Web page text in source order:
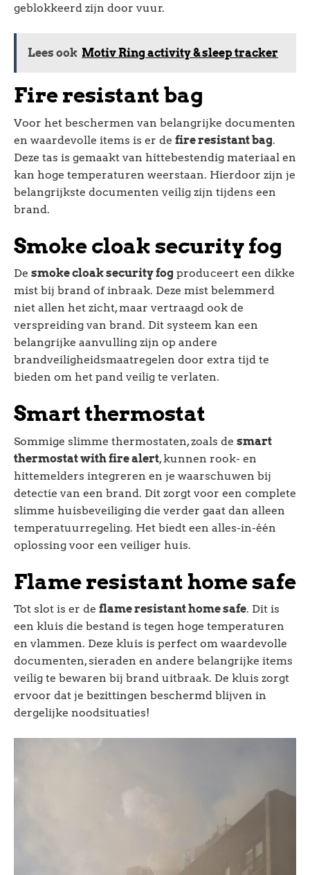
geblokkeerd zijn door vuur.
Lees ook Motiv Ring activity & sleep tracker
Fire resistant bag
Voor het beschermen van belangrijke documenten
en waardevolle items is er de fire resistant bag.
Deze tas is gemaakt van hittebestendig materiaal en
kan hoge temperaturen weerstaan. Hierdoor zijn je
belangrijkste documenten veilig zijn tijdens een
brand.
Smoke cloak security fog
De smoke cloak security fog produceert een dikke
mist bij brand of inbraak. Deze mist belemmerd
niet allen het zicht, maar vertraagd ook de
verspreiding van brand. Dit systeem kan een
belangrijke aanvulling zijn op andere
brandveiligheidsmaatregelen door extra tijd te
bieden om het pand veilig te verlaten.
Smart thermostat
Sommige slimme thermostaten, zoals de smart
thermostat with fire alert, kunnen rook- en
hittemelders integreren en je waarschuwen bij
detectie van een brand. Dit zorgt voor een complete
slimme huisbeveiliging die verder gaat dan alleen
temperatuurregeling. Het biedt een alles-in-één
oplossing voor een veiliger huis.
Flame resistant home safe
Tot slot is er de flame resistant home safe. Dit is
een kluis die bestand is tegen hoge temperaturen
en vlammen. Deze kluis is perfect om waardevolle
documenten, sieraden en andere belangrijke items
veilig te bewaren bij brand uitbraak. De kluis zorgt
ervoor dat je bezittingen beschermd blijven in
dergelijke noodsituaties!